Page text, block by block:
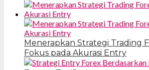
Menerapkan Strategi Trading
Fokus pada Akurasi Entry